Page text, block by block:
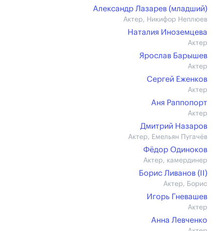
Александр Лазарев (младший)
Актер, Никифор Неплюев
Наталия Иноземцева
Актер
Ярослав Барышев
Актер
Сергей Еженков
Актер
Аня Раппопорт
Актер
Дмитрий Назаров
Актер, Емельян Пугачёв
Фёдор Одиноков
Актер, камердинер
Борис Ливанов (II)
Актер, Борис
Игорь Гневашев
Актер
Анна Левченко